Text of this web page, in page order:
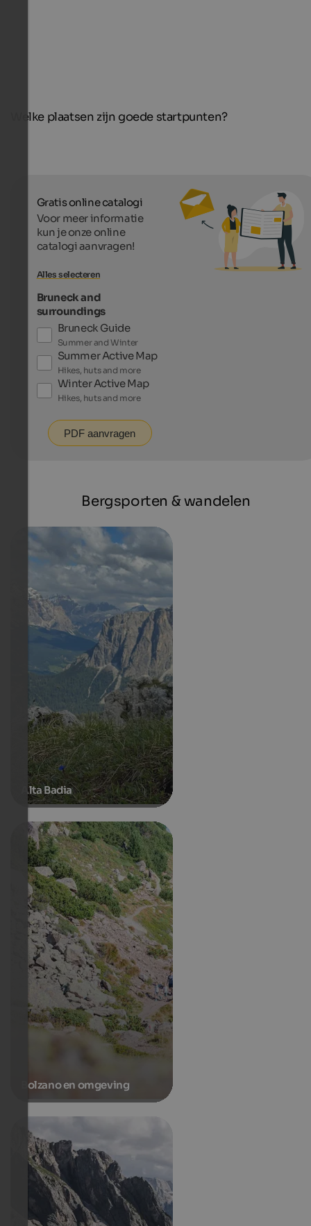
Welke plaatsen zijn goede startpunten?
Gratis online catalogi
Voor meer informatie
kun je onze online
catalogi aanvragen!
Alles selecteren
Bruneck and
surroundings
Bruneck Guide
Summer and Winter
Summer Active Map
Hikes, huts and more
Winter Active Map
Hikes, huts and more
PDF aanvragen
Bergsporten & wandelen
Alta Badia
Bolzano en omgeving